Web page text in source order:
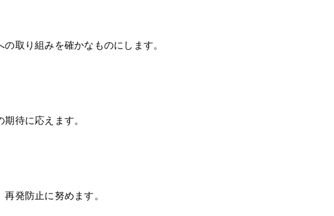
取り組みを確かなものにします。
待に応えます。
発防止に努めます。